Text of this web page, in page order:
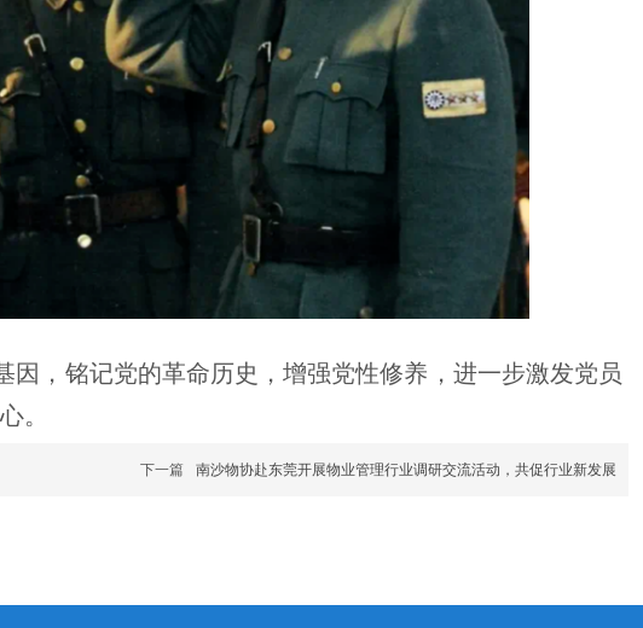
，铭记党的革命历史，增强党性修养，进一步激发党员
。
下一篇 南沙物协赴东莞开展物业管理行业调研交流活动，共促行业新发展